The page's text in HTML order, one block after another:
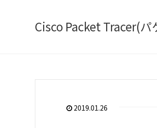
Cisco Packet Tracer(
2019.01.26